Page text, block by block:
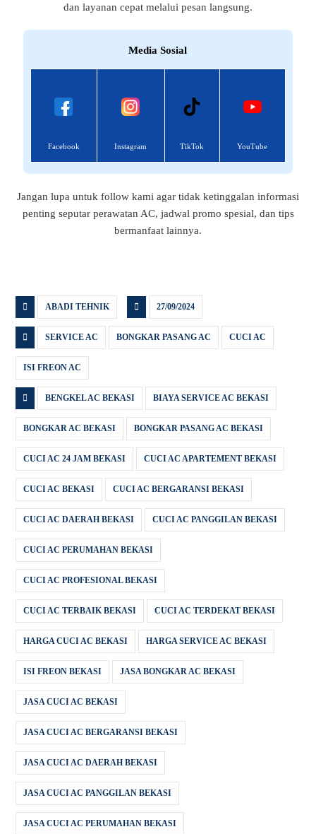
dan layanan cepat melalui pesan langsung.
Media Sosial
Facebook Instagram TikTok YouTube
Jangan lupa untuk follow kami agar tidak ketinggalan informasi
penting seputar perawatan AC, jadwal promo spesial, dan tips
bermanfaat lainnya.
ABADI TEHNIK 27/09/2024
SERVICE AC BONGKAR PASANG AC CUCI AC
ISI FREON AC
BENGKEL AC BEKASI BIAYA SERVICE AC BEKASI
BONGKAR AC BEKASI BONGKAR PASANG AC BEKASI
CUCI AC 24 JAM BEKASI CUCI AC APARTEMENT BEKASI
CUCI AC BEKASI CUCI AC BERGARANSI BEKASI
CUCI AC DAERAH BEKASI CUCI AC PANGGILAN BEKASI
CUCI AC PERUMAHAN BEKASI
CUCI AC PROFESIONAL BEKASI
CUCI AC TERBAIK BEKASI CUCI AC TERDEKAT BEKASI
HARGA CUCI AC BEKASI HARGA SERVICE AC BEKASI
ISI FREON BEKASI JASA BONGKAR AC BEKASI
JASA CUCI AC BEKASI
JASA CUCI AC BERGARANSI BEKASI
JASA CUCI AC DAERAH BEKASI
JASA CUCI AC PANGGILAN BEKASI
JASA CUCI AC PERUMAHAN BEKASI